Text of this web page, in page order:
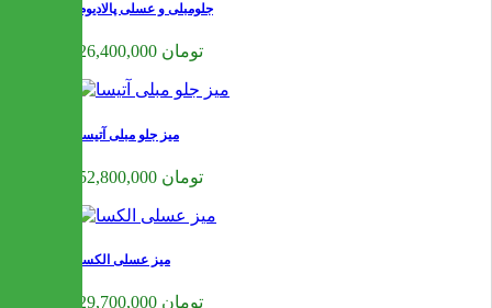
جلومبلی و عسلی پالادیوم
26,400,000 تومان
میز جلو مبلی آتیسا
52,800,000 تومان
میز عسلی الکسا
29,700,000 تومان